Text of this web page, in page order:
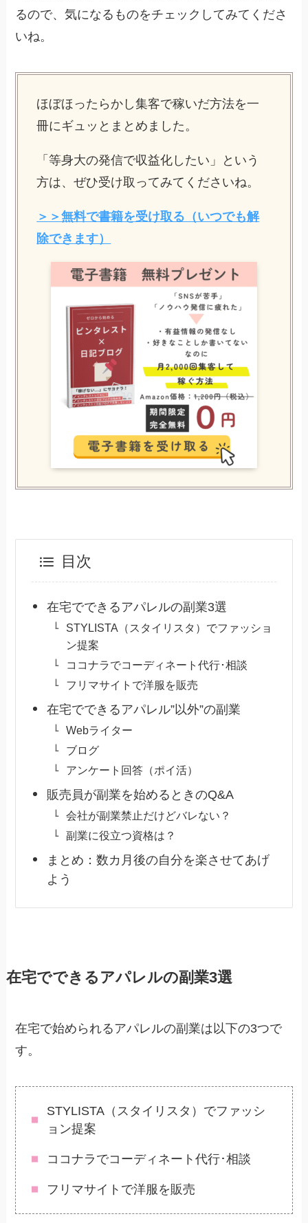
るので、気になるものをチェックしてみてくださ
いね。
ほぼほったらかし集客で稼いだ方法を一
冊にギュッとまとめました。
「等身大の発信で収益化したい」という
方は、ぜひ受け取ってみてくださいね。
＞＞無料で書籍を受け取る（いつでも解
除できます）
目次
在宅でできるアパレルの副業3選
STYLISTA（スタイリスタ）でファッショ
ン提案
ココナラでコーディネート代行･相談
フリマサイトで洋服を販売
在宅でできるアパレル”以外”の副業
Webライター
ブログ
アンケート回答（ポイ活）
販売員が副業を始めるときのQ&A
会社が副業禁止だけどバレない？
副業に役立つ資格は？
まとめ：数カ月後の自分を楽させてあげ
よう
在宅でできるアパレルの副業3選
在宅で始められるアパレルの副業は以下の3つで
す。
STYLISTA（スタイリスタ）でファッシ
ョン提案
ココナラでコーディネート代行･相談
フリマサイトで洋服を販売